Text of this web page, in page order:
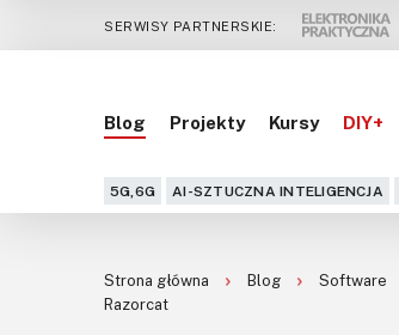
SERWISY PARTNERSKIE:
Blog Projekty Kursy DIY+
5G,6G AI-SZTUCZNA INTELIGENCJA
Strona główna Blog Software
Razorcat